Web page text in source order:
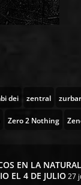
dei zentral
Zero 2 Nothing
EN LA
EL 4 DE JULIO 27